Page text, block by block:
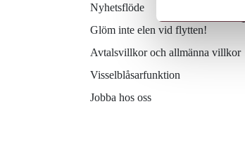
Nyhetsflöde
Glöm inte elen vid flytten!
Avtalsvillkor och allmänna villkor
Visselblåsarfunktion
Jobba hos oss